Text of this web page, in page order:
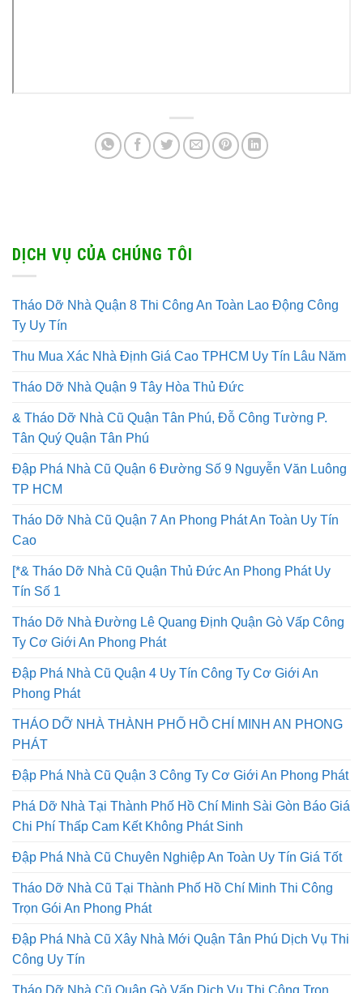
DỊCH VỤ CỦA CHÚNG TÔI
Tháo Dỡ Nhà Quận 8 Thi Công An Toàn Lao Động Công
Ty Uy Tín
Thu Mua Xác Nhà Định Giá Cao TPHCM Uy Tín Lâu Năm
Tháo Dỡ Nhà Quận 9 Tây Hòa Thủ Đức
& Tháo Dỡ Nhà Cũ Quận Tân Phú, Đỗ Công Tường P.
Tân Quý Quận Tân Phú
Đập Phá Nhà Cũ Quận 6 Đường Số 9 Nguyễn Văn Luông
Tháo Dỡ Nhà Cũ Quận 7 An Phong Phát An Toàn Uy Tín
[*& Tháo Dỡ Nhà Cũ Quận Thủ Đức An Phong Phát Uy
Tháo Dỡ Nhà Đường Lê Quang Định Quận Gò Vấp Công
Ty Cơ Giới An Phong Phát
Đập Phá Nhà Cũ Quận 4 Uy Tín Công Ty Cơ Giới An
Phong Phát
THÁO DỠ NHÀ THÀNH PHỐ HỒ CHÍ MINH AN PHONG
Đập Phá Nhà Cũ Quận 3 Công Ty Cơ Giới An Phong Phát
Phá Dỡ Nhà Tại Thành Phố Hồ Chí Minh Sài Gòn Báo Giá
Chi Phí Thấp Cam Kết Không Phát Sinh
Đập Phá Nhà Cũ Chuyên Nghiệp An Toàn Uy Tín Giá Tốt
Tháo Dỡ Nhà Cũ Tại Thành Phố Hồ Chí Minh Thi Công
Trọn Gói An Phong Phát
Đập Phá Nhà Cũ Xây Nhà Mới Quận Tân Phú Dịch Vụ Thi
Công Uy Tín